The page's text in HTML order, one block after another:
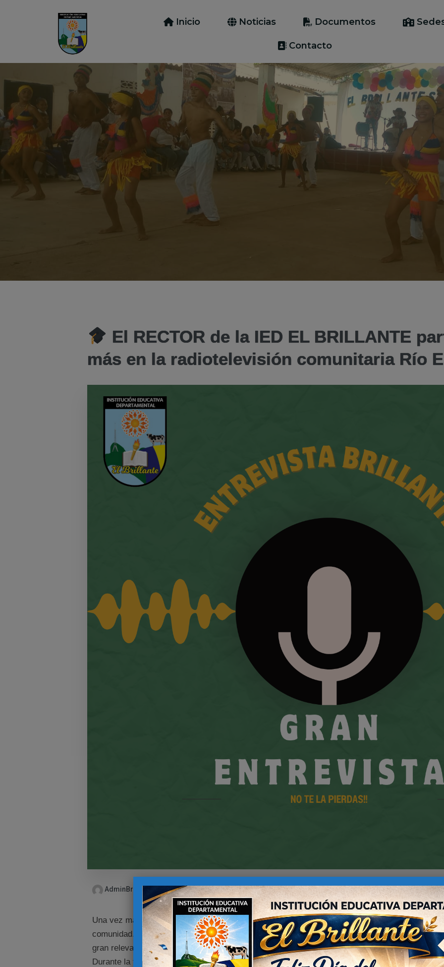
Inicio Noticias Documentos
Contacto
El RECTOR de la IED EL BRILLANTE
más en la radiotelevisión comunitaria Río
AdminBrillante abril 2, 2025
Una vez más, nuestro Rector tuvo el honor de participar enRío Estéreo, reafirmando su
comunidad. En esta ocasión, cambió el enfoque tradicional sobre los múltiples usos del
gran relevancia nacional:el trabajo y su papel en la agenda política actual
.
Durante la transmisión, el Directivo Docente invitó a reflexionar sobre la importancia de